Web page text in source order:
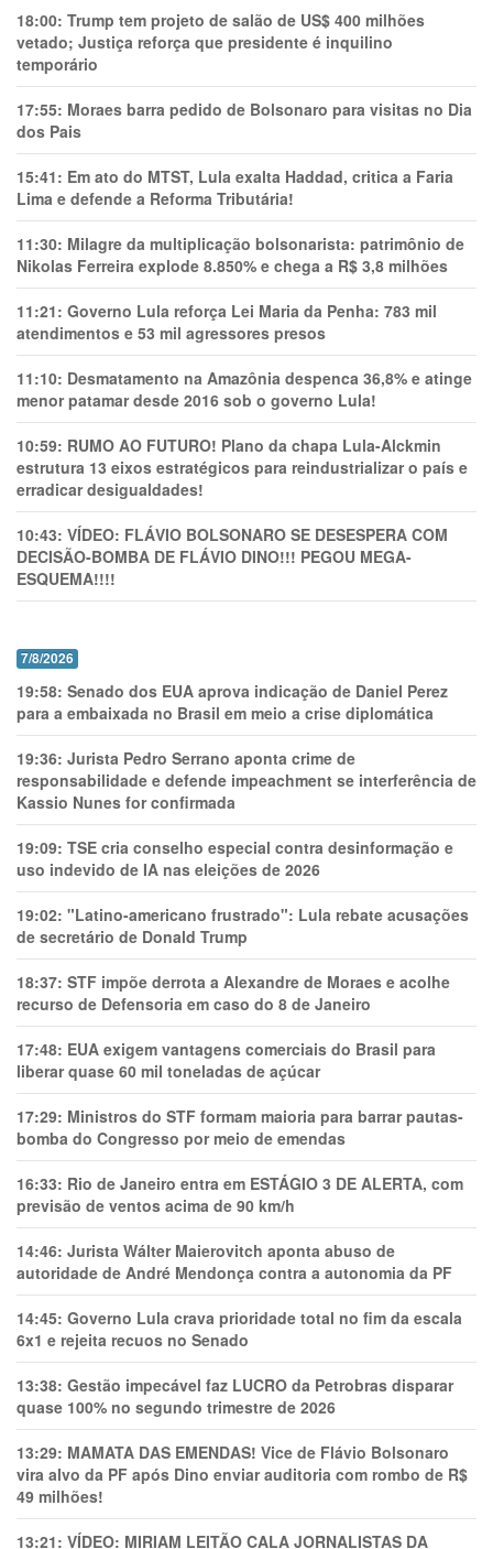
18:00: Trump tem projeto de salão de US$ 400 milhões
vetado; Justiça reforça que presidente é inquilino
temporário
17:55: Moraes barra pedido de Bolsonaro para visitas no Dia
dos Pais
15:41: Em ato do MTST, Lula exalta Haddad, critica a Faria
Lima e defende a Reforma Tributária!
11:30: Milagre da multiplicação bolsonarista: patrimônio de
Nikolas Ferreira explode 8.850% e chega a R$ 3,8 milhões
11:21: Governo Lula reforça Lei Maria da Penha: 783 mil
atendimentos e 53 mil agressores presos
11:10: Desmatamento na Amazônia despenca 36,8% e atinge
menor patamar desde 2016 sob o governo Lula!
10:59: RUMO AO FUTURO! Plano da chapa Lula-Alckmin
estrutura 13 eixos estratégicos para reindustrializar o país e
erradicar desigualdades!
10:43: VÍDEO: FLÁVIO BOLSONARO SE DESESPERA COM
DECISÃO-BOMBA DE FLÁVIO DINO!!! PEGOU MEGA-
ESQUEMA!!!!
7/8/2026
19:58: Senado dos EUA aprova indicação de Daniel Perez
para a embaixada no Brasil em meio a crise diplomática
19:36: Jurista Pedro Serrano aponta crime de
responsabilidade e defende impeachment se interferência de
Kassio Nunes for confirmada
19:09: TSE cria conselho especial contra desinformação e
uso indevido de IA nas eleições de 2026
19:02: "Latino-americano frustrado": Lula rebate acusações
de secretário de Donald Trump
18:37: STF impõe derrota a Alexandre de Moraes e acolhe
recurso de Defensoria em caso do 8 de Janeiro
17:48: EUA exigem vantagens comerciais do Brasil para
liberar quase 60 mil toneladas de açúcar
17:29: Ministros do STF formam maioria para barrar pautas-
bomba do Congresso por meio de emendas
16:33: Rio de Janeiro entra em ESTÁGIO 3 DE ALERTA, com
previsão de ventos acima de 90 km/h
14:46: Jurista Wálter Maierovitch aponta abuso de
autoridade de André Mendonça contra a autonomia da PF
14:45: Governo Lula crava prioridade total no fim da escala
6x1 e rejeita recuos no Senado
13:38: Gestão impecável faz LUCRO da Petrobras disparar
quase 100% no segundo trimestre de 2026
13:29: MAMATA DAS EMENDAS! Vice de Flávio Bolsonaro
vira alvo da PF após Dino enviar auditoria com rombo de R$
49 milhões!
13:21: VÍDEO: MIRIAM LEITÃO CALA JORNALISTAS DA